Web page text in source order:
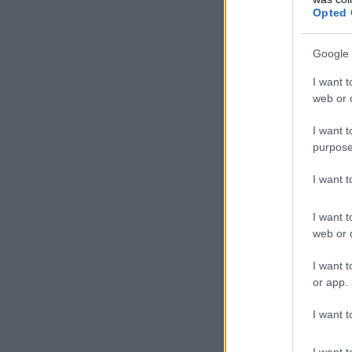
Opted
Google
I want
web or
I want
I want
I want
web or
I want
or app.
I want